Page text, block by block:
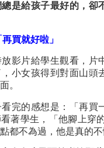
是給孩子最好的，卻
買就好啦」
影片給學生觀看，片
小女孩得到對面山頭
。
完的感想是：「再買
著學生，「他腳上穿
都不為過，他是真的不